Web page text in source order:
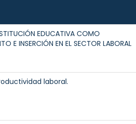
EDUCATIVA COMO
E INSERCIÓN EN EL SECTOR LABORAL
laboral.